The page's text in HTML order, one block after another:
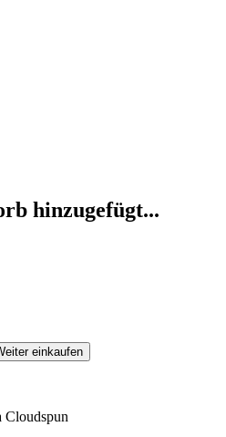
hinzugefügt...
einkaufen
Cloudspun